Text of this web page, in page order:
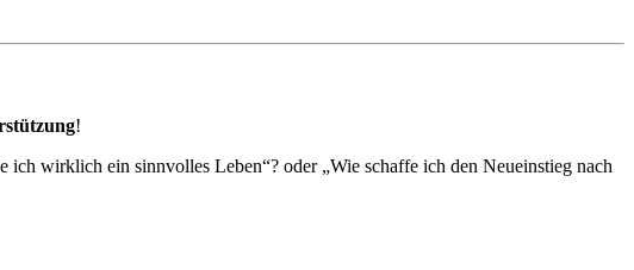
!
ich wirklich ein sinnvolles Leben“? oder „Wie schaffe ich den Neueinstieg nach